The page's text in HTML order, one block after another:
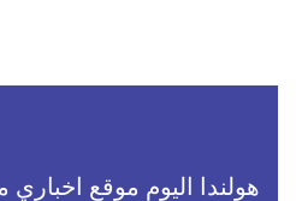
هولندا اليوم موقع اخباري